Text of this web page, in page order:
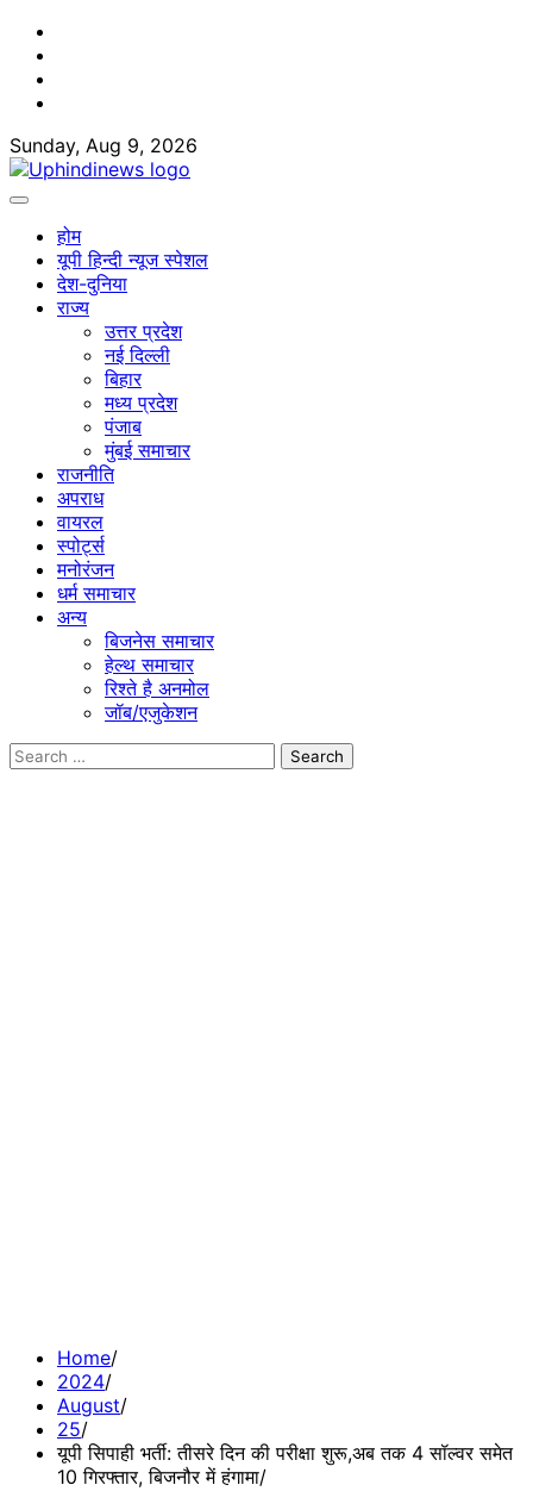
Skip
content
Sunday, Aug 9, 2026
होम
यूपी हिन्दी न्यूज स्पेशल
देश-दुनिया
राज्य
उत्तर प्रदेश
नई दिल्ली
बिहार
मध्य प्रदेश
पंजाब
मुंबई समाचार
राजनीति
अपराध
वायरल
स्पोर्ट्स
मनोरंजन
धर्म समाचार
अन्य
बिजनेस समाचार
हेल्थ समाचार
रिश्ते है अनमोल
जॉब/एजुकेशन
Search
Home
2024
August
25
यूपी सिपाही भर्ती: तीसरे दिन की परीक्षा शुरू,अब तक 4 सॉल्वर समेत
10 गिरफ्तार, बिजनौर में हंगामा